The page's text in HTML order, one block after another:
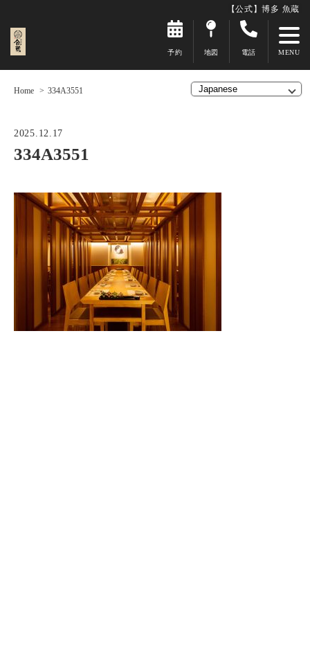
【公式】博多 魚蔵
予約 地図 電話
Home 334A3551
2025.12.17
334A3551